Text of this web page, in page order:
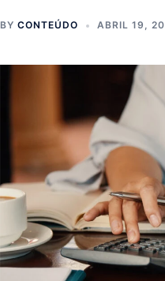
BY CONTEÚDO ABRIL 19,